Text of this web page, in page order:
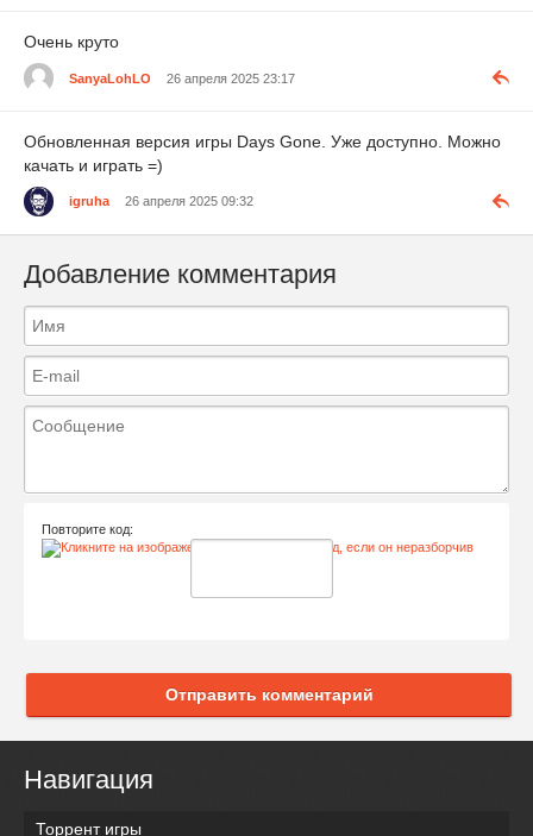
Очень круто
SanyaLohLO 26 апреля 2025 23:17
Обновленная версия игры Days Gone. Уже доступно. Можно
качать и играть =)
igruha 26 апреля 2025 09:32
Добавление комментария
Повторите код:
Отправить комментарий
Навигация
Торрент игры